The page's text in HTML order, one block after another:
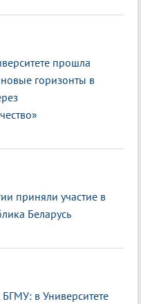
прошла
горизонты в
приняли участие в
Беларусь
в Университете